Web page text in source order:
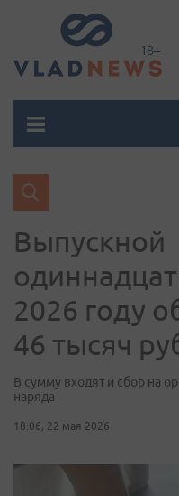
Выпускной
2026 году
46 тысяч
В сумму входят и сбор на
наряда
18:06, 22 мая 2026